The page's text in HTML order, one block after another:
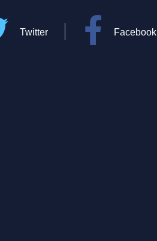
Twitter Facebook